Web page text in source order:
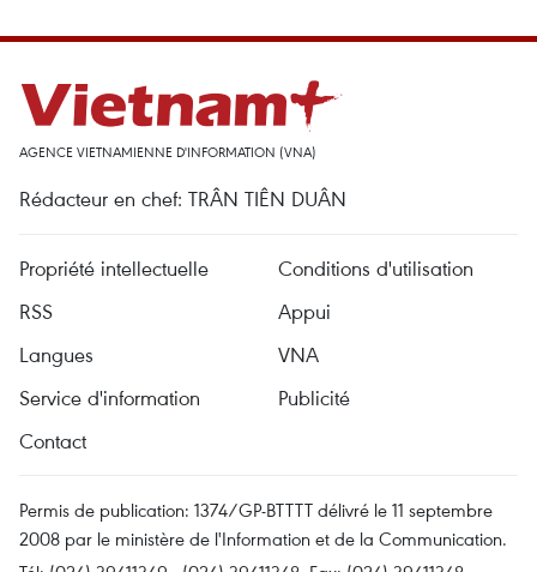
AGENCE VIETNAMIENNE D'INFORMATION (VNA)
Rédacteur en chef: TRÂN TIÊN DUÂN
Propriété intellectuelle
Conditions d'utilisation
RSS
Appui
Langues
VNA
Service d'information
Publicité
Contact
Permis de publication: 1374/GP-BTTTT délivré le 11 septembre
2008 par le ministère de l'Information et de la Communication.